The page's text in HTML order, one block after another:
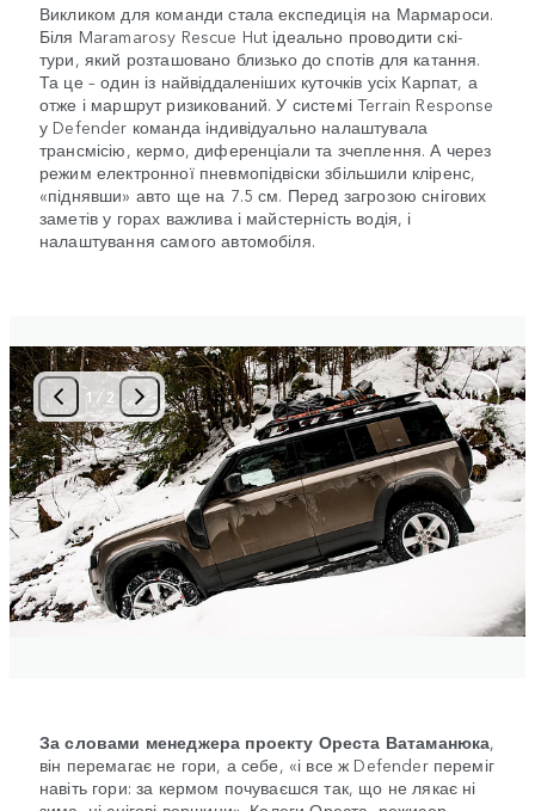
Викликом для команди стала експедиція на Мармароси.
Біля Maramarosy Rescue Hut ідеально проводити скі-
тури, який розташовано близько до спотів для катання.
Та це – один із найвіддаленіших куточків усіх Карпат, а
отже і маршрут ризикований. У системі Terrain Response
у Defender команда індивідуально налаштувала
трансмісію, кермо, диференціали та зчеплення. А через
режим електронної пневмопідвіски збільшили кліренс,
«піднявши» авто ще на 7.5 см. Перед загрозою снігових
заметів у горах важлива і майстерність водія, і
налаштування самого автомобіля.
1 / 2
За словами менеджера проекту Ореста Ватаманюка,
він перемагає не гори, а себе, «і все ж Defender переміг
навіть гори: за кермом почуваєшся так, що не лякає ні